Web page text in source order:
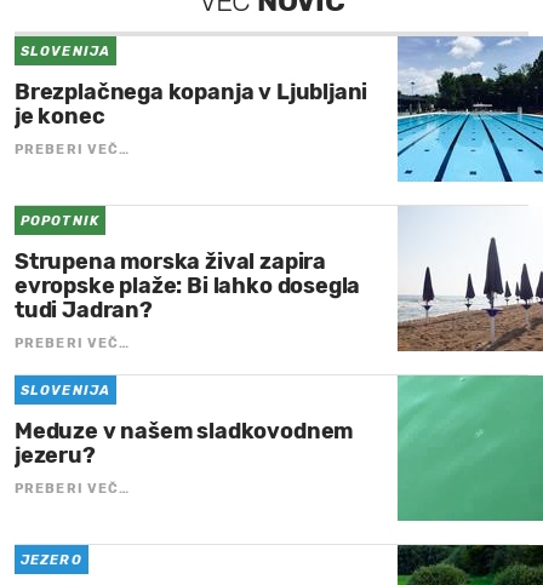
SLOVENIJA
Brezplačnega kopanja v Ljubljani
je konec
PREBERI VEČ…
POPOTNIK
Strupena morska žival zapira
evropske plaže: Bi lahko dosegla
tudi Jadran?
PREBERI VEČ…
SLOVENIJA
Meduze v našem sladkovodnem
jezeru?
PREBERI VEČ…
JEZERO